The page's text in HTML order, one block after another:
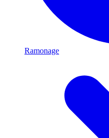
Ramonage